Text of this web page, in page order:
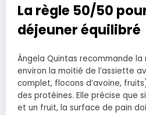
La règle 50/50
déjeuner équilibré
Ángela Quintas recommande
environ la moitié de l’assiette
complet, flocons d’avoine,
des protéines. Elle précise que
et un fruit, la surface de pain